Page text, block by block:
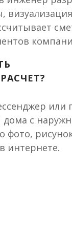
или
дома с
интернете.